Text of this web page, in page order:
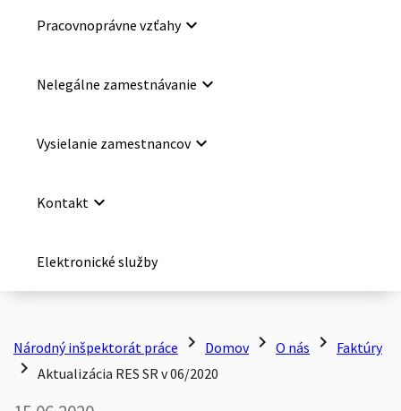
Pracovnoprávne vzťahykeyboard_arrow_down
Nelegálne zamestnávanie keyboard_arrow_down
Vysielanie zamestnancovkeyboard_arrow_down
Kontakt keyboard_arrow_down
Elektronické služby
Národný inšpektorát práce chevron_right Domov chevron_right O nás chevron_right Faktúry
chevron_right Aktualizácia RES SR v 06/2020